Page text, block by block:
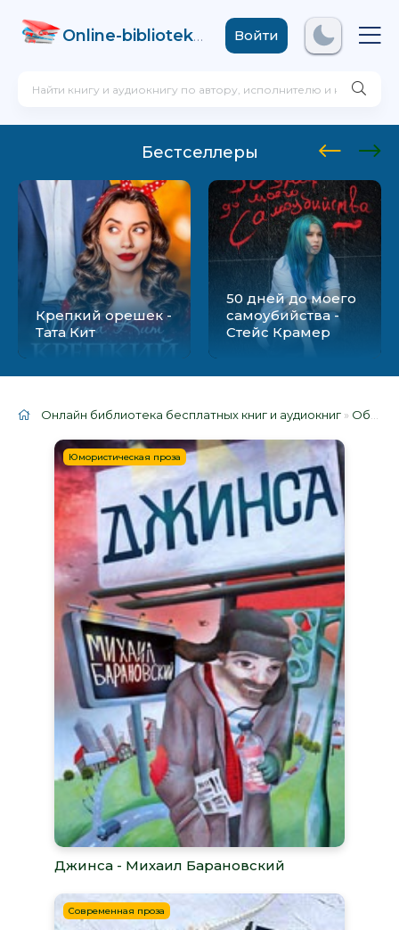
Online-biblioteka .comВойти
Бестселлеры
Крепкий орешек -
Тата Кит
50 дней до моего
самоубийства -
Стейс Крамер
Онлайн библиотека бесплатных книг и аудиокниг » Облако тегов
Юмористическая проза
Джинса - Михаил Барановский
Современная проза